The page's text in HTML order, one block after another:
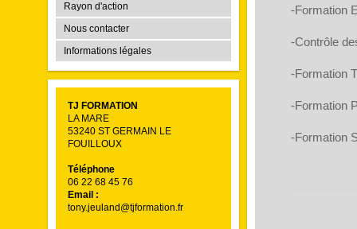
Rayon d'action
Nous contacter
Informations légales
TJ FORMATION
LA MARE
53240 ST GERMAIN LE
FOUILLOUX
Téléphone
06 22 68 45 76
Email :
tony.jeuland@tjformation.fr
-Formation
-Contrôle
-Formation
-Formation
-Formation